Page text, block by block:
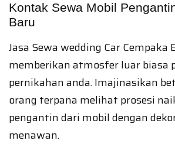
Kontak Sewa Mobil
Baru
Jasa Sewa wedding Car Cempaka
memberikan atmosfer luar biasa
pernikahan anda. Imajinasikan
orang terpana melihat prosesi
pengantin dari mobil dengan
menawan.